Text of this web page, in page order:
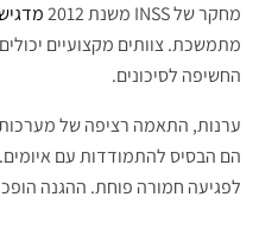
מחקר של INSS משנת 2012
מתמשכת. צוותים מקצועיים
החשיפה לסיכונים.
ערנות, התאמה רציפה של
הם הבסיס להתמודדות עם
לפגיעה חמורה פוחת. ההגנה